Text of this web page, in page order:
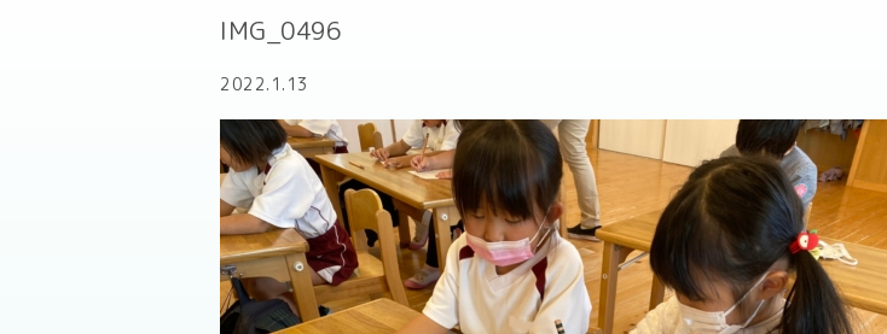
IMG_0496
2022.1.13